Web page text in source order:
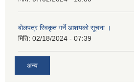
बोलपत्र स्विकृत गर्ने आशयको सूचना ।
मिति: 02/18/2024 - 07:39
अन्य